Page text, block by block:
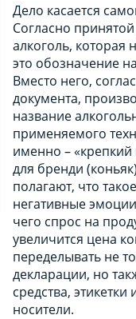
Дело касается
Согласно
алкоголь, которая
это обозначение
Вместо него,
документа,
название
применяемого
именно – «крепкий
для бренди
полагают, что
негативные
чего спрос на
увеличится цена
переделывать не
декларации, но
средства,
носители.